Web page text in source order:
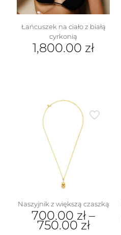
Łańcuszek na ciało z białą
cyrkonią
1,800.00 zł
Naszyjnik z większą czaszką
700.00 zł –
750.00 zł